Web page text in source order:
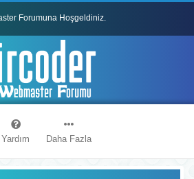
Forumuna Hoşgeldiniz.
Forumu Kuralları
Yardım Daha Fazla